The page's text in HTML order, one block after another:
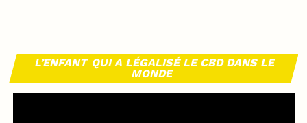
L’ENFANT QUI A LÉGALISÉ LE CBD DANS LE
MONDE